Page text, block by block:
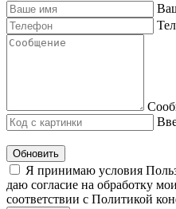
Обновить
Я принимаю условия
даю согласие на обработку
соответствии с Политикой